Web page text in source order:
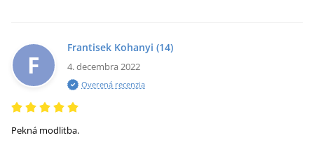
F
Frantisek Kohanyi (14)
4. decembra 2022
Overená recenzia
Pekná modlitba.